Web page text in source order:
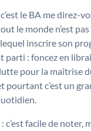
le BA me direz-
le monde n’est
inscrire son
parti : foncez en
pour la maîtrise
pourtant c’est un
: c’est facile de noter,